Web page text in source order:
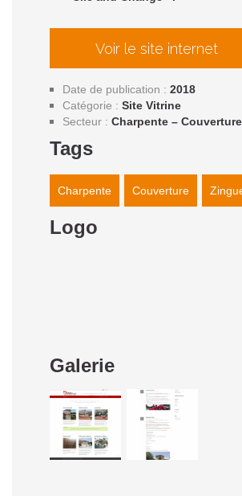
Voir le site internet
Date de publication : 2018
Catégorie : Site Vitrine
Secteur : Charpente –
Tags
Charpente Couverture
Logo
Galerie